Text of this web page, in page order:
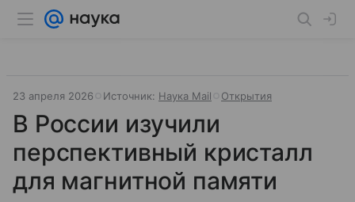
23 апреля 2026 Источник: Наука Mail Открытия
В России изучили
перспективный кристалл
для магнитной памяти